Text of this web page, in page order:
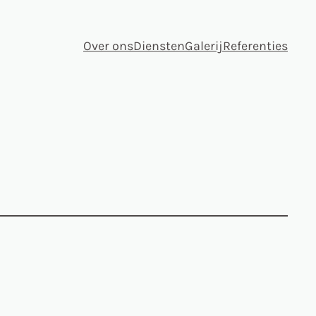
Over onsDienstenGalerijReferenties